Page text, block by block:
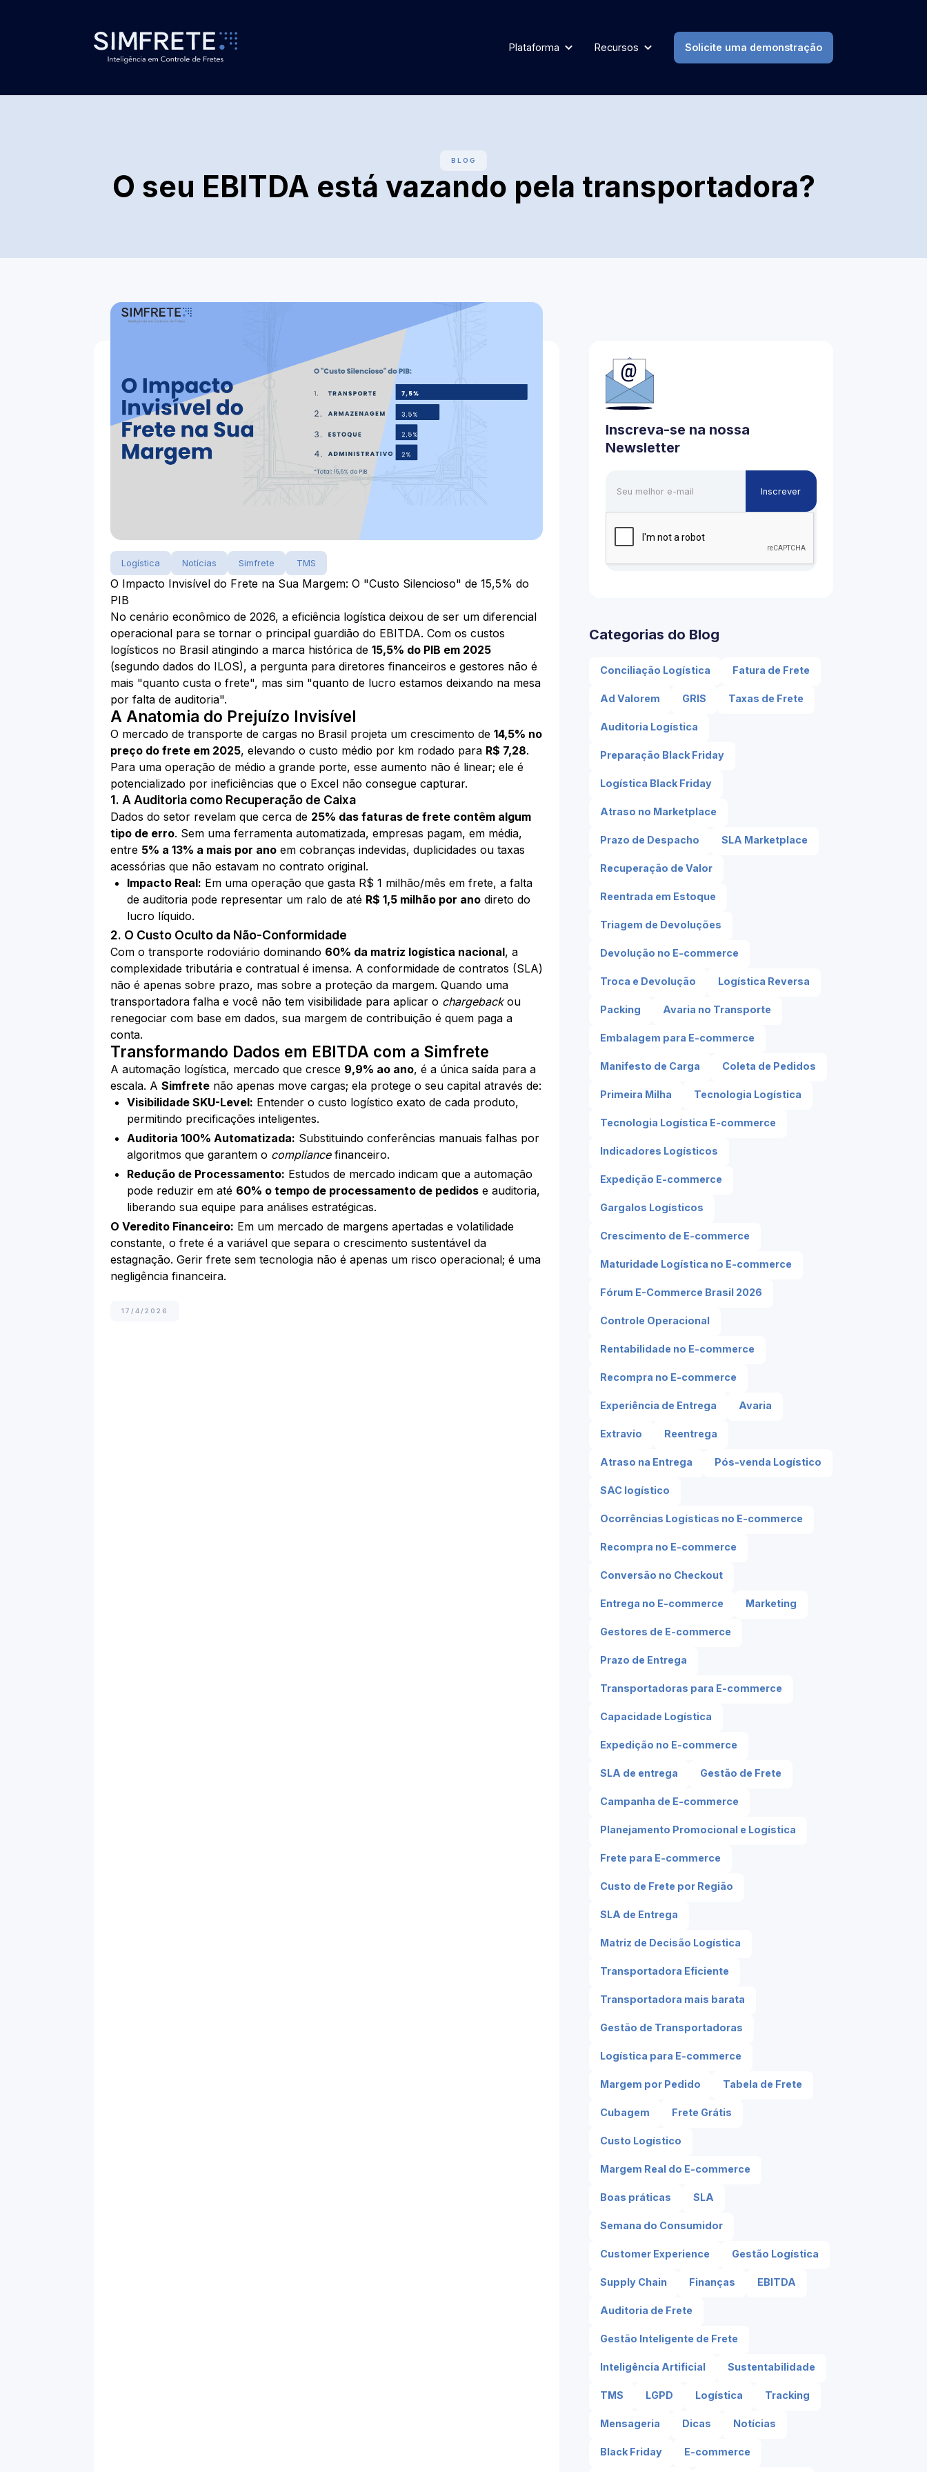
Plataforma Recursos Solicite uma demonstração
BLOG
O seu EBITDA está vazando pela transportadora?
Logística Notícias Simfrete TMS
O Impacto Invisível do Frete na Sua Margem: O "Custo Silencioso" de 15,5% do
PIB
No cenário econômico de 2026, a eficiência logística deixou de ser um diferencial
operacional para se tornar o principal guardião do EBITDA. Com os custos
logísticos no Brasil atingindo a marca histórica de 15,5% do PIB em 2025
(segundo dados do ILOS), a pergunta para diretores financeiros e gestores não é
mais "quanto custa o frete", mas sim "quanto de lucro estamos deixando na mesa
por falta de auditoria".
A Anatomia do Prejuízo Invisível
O mercado de transporte de cargas no Brasil projeta um crescimento de 14,5% no
preço do frete em 2025, elevando o custo médio por km rodado para R$ 7,28.
Para uma operação de médio a grande porte, esse aumento não é linear; ele é
potencializado por ineficiências que o Excel não consegue capturar.
1. A Auditoria como Recuperação de Caixa
Dados do setor revelam que cerca de 25% das faturas de frete contêm algum
tipo de erro. Sem uma ferramenta automatizada, empresas pagam, em média,
entre 5% a 13% a mais por ano em cobranças indevidas, duplicidades ou taxas
acessórias que não estavam no contrato original.
Impacto Real: Em uma operação que gasta R$ 1 milhão/mês em frete, a falta
de auditoria pode representar um ralo de até R$ 1,5 milhão por ano direto do
lucro líquido.
2. O Custo Oculto da Não-Conformidade
Com o transporte rodoviário dominando 60% da matriz logística nacional, a
complexidade tributária e contratual é imensa. A conformidade de contratos (SLA)
não é apenas sobre prazo, mas sobre a proteção da margem. Quando uma
transportadora falha e você não tem visibilidade para aplicar o chargebackou
renegociar com base em dados, sua margem de contribuição é quem paga a
conta.
Transformando Dados em EBITDA com a Simfrete
A automação logística, mercado que cresce 9,9% ao ano, é a única saída para a
escala. A Simfrete não apenas move cargas; ela protege o seu capital através de:
Visibilidade SKU-Level: Entender o custo logístico exato de cada produto,
permitindo precificações inteligentes.
Auditoria 100% Automatizada: Substituindo conferências manuais falhas por
algoritmos que garantem o compliancefinanceiro.
Redução de Processamento: Estudos de mercado indicam que a automação
pode reduzir em até 60% o tempo de processamento de pedidos e auditoria,
liberando sua equipe para análises estratégicas.
O Veredito Financeiro: Em um mercado de margens apertadas e volatilidade
constante, o frete é a variável que separa o crescimento sustentável da
estagnação. Gerir frete sem tecnologia não é apenas um risco operacional; é uma
negligência financeira.
17/4/2026
Inscreva-se na nossa
Newsletter
Categorias do Blog
Conciliação Logística Fatura de Frete
Ad Valorem GRIS Taxas de Frete
Auditoria Logística
Preparação Black Friday
Logística Black Friday
Atraso no Marketplace
Prazo de Despacho SLA Marketplace
Recuperação de Valor
Reentrada em Estoque
Triagem de Devoluções
Devolução no E-commerce
Troca e Devolução Logística Reversa
Packing Avaria no Transporte
Embalagem para E-commerce
Manifesto de Carga Coleta de Pedidos
Primeira Milha Tecnologia Logística
Tecnologia Logística E-commerce
Indicadores Logísticos
Expedição E-commerce
Gargalos Logísticos
Crescimento de E-commerce
Maturidade Logística no E-commerce
Fórum E-Commerce Brasil 2026
Controle Operacional
Rentabilidade no E-commerce
Recompra no E-commerce
Experiência de Entrega Avaria
Extravio Reentrega
Atraso na Entrega Pós-venda Logístico
SAC logístico
Ocorrências Logísticas no E-commerce
Recompra no E-commerce
Conversão no Checkout
Entrega no E-commerce Marketing
Gestores de E-commerce
Prazo de Entrega
Transportadoras para E-commerce
Capacidade Logística
Expedição no E-commerce
SLA de entrega Gestão de Frete
Campanha de E-commerce
Planejamento Promocional e Logística
Frete para E-commerce
Custo de Frete por Região
SLA de Entrega
Matriz de Decisão Logística
Transportadora Eficiente
Transportadora mais barata
Gestão de Transportadoras
Logística para E-commerce
Margem por Pedido Tabela de Frete
Cubagem Frete Grátis
Custo Logístico
Margem Real do E-commerce
Boas práticas SLA
Semana do Consumidor
Customer Experience Gestão Logística
Supply Chain Finanças EBITDA
Auditoria de Frete
Gestão Inteligente de Frete
Inteligência Artificial Sustentabilidade
TMS LGPD Logística Tracking
Mensageria Dicas Notícias
Black Friday E-commerce